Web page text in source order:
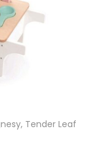
Tender Leaf